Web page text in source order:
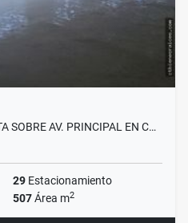
SOBRE AV. PRINCIPAL EN C…
29 Estacionamiento
507Área m2